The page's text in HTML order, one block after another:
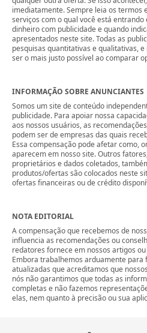
imediatamente. Sempre leia os termos
serviços com o qual você está
dinheiro com publicidade e quando
apresentados neste site. Todas as
pesquisas quantitativas e qualitativas,
ser o mais justo possível ao comparar
INFORMAÇÃO SOBRE ANUNCIANTES
Somos um site de conteúdo
publicidade. Para apoiar nossa
aos nossos usuários, as
podem ser de empresas das quais
Essa compensação pode afetar como,
aparecem em nosso site. Outros
proprietários e dados coletados,
produtos/ofertas são colocados neste
ofertas financeiras ou de crédito
NOTA EDITORIAL
A compensação que recebemos de
influencia as recomendações ou
redatores fornece em nossos artigos
Embora trabalhemos arduamente
atualizadas que acreditamos que
nós não garantimos que todas as
completas e não fazemos
elas, nem quanto à precisão ou sua